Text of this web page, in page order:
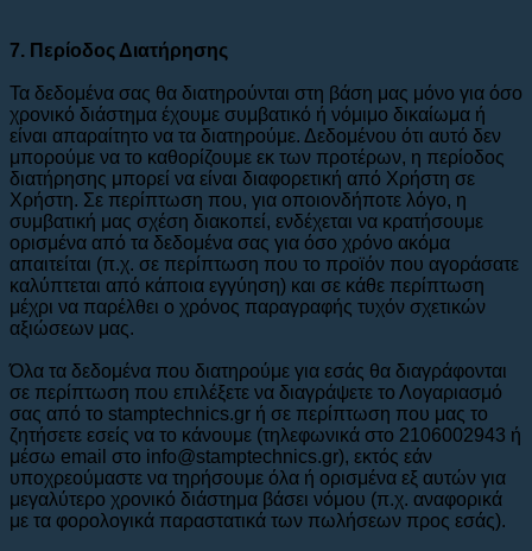
7. Περίοδος Διατήρησης
Τα δεδομένα σας θα διατηρούνται στη βάση μας μόνο για όσο
χρονικό διάστημα έχουμε συμβατικό ή νόμιμο δικαίωμα ή
είναι απαραίτητο να τα διατηρούμε. Δεδομένου ότι αυτό δεν
μπορούμε να το καθορίζουμε εκ των προτέρων, η περίοδος
διατήρησης μπορεί να είναι διαφορετική από Χρήστη σε
Χρήστη. Σε περίπτωση που, για οποιονδήποτε λόγο, η
συμβατική μας σχέση διακοπεί, ενδέχεται να κρατήσουμε
ορισμένα από τα δεδομένα σας για όσο χρόνο ακόμα
απαιτείται (π.χ. σε περίπτωση που το προϊόν που αγοράσατε
καλύπτεται από κάποια εγγύηση) και σε κάθε περίπτωση
μέχρι να παρέλθει ο χρόνος παραγραφής τυχόν σχετικών
αξιώσεων μας.
Όλα τα δεδομένα που διατηρούμε για εσάς θα διαγράφονται
σε περίπτωση που επιλέξετε να διαγράψετε το Λογαριασμό
σας από το stamptechnics.gr ή σε περίπτωση που μας το
ζητήσετε εσείς να το κάνουμε (τηλεφωνικά στο 2106002943 ή
μέσω email στο info@stamptechnics.gr), εκτός εάν
υποχρεούμαστε να τηρήσουμε όλα ή ορισμένα εξ αυτών για
μεγαλύτερο χρονικό διάστημα βάσει νόμου (π.χ. αναφορικά
με τα φορολογικά παραστατικά των πωλήσεων προς εσάς).